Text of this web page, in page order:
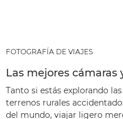
FOTOGRAFÍA DE VIAJES
Las mejores cámaras
Tanto si estás explorando
terrenos rurales
del mundo, viajar ligero